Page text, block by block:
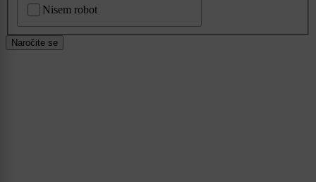
Nisem robot
Naročite se